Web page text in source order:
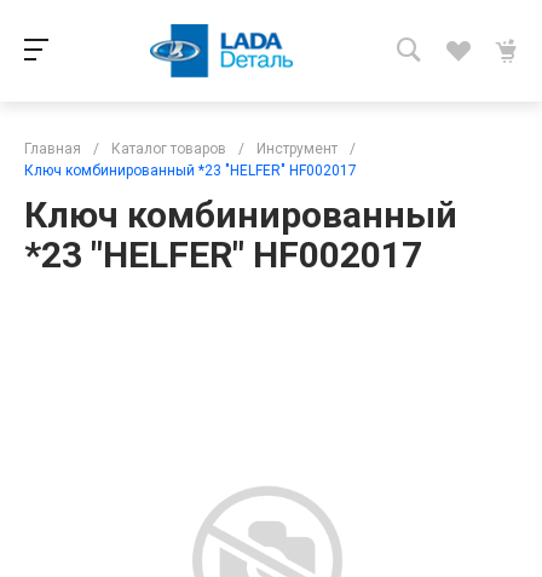
Главная / Каталог товаров / Инструмент
/
Ключ комбинированный *23 "HELFER" HF002017
Ключ комбинированный
*23 "HELFER" HF002017